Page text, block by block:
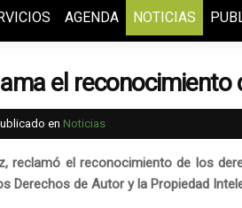
AGENDA NOTICIAS
el
en Noticias
reclamó el reconocimiento de los
Derechos de Autor y la Propiedad